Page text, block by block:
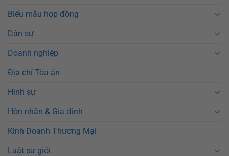
Biểu mẫu hợp đồng
Dân sự
Doanh nghiệp
Địa chỉ Tòa án
Hình sự
Hôn nhân & Gia đình
Kinh Doanh Thương Mại
Luật sư giỏi